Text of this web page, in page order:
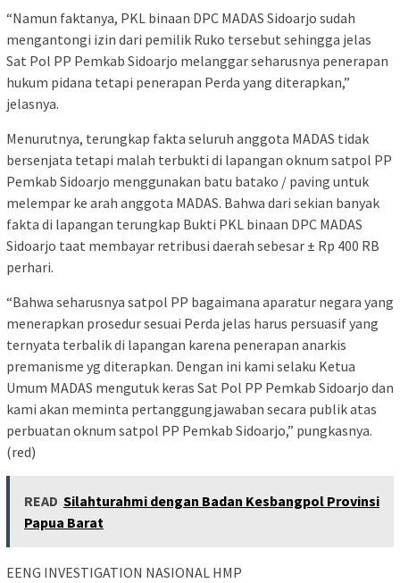
“Namun faktanya, PKL binaan DPC MADAS Sidoarjo sudah
mengantongi izin dari pemilik Ruko tersebut sehingga jelas
Sat Pol PP Pemkab Sidoarjo melanggar seharusnya penerapan
hukum pidana tetapi penerapan Perda yang diterapkan,”
jelasnya.
Menurutnya, terungkap fakta seluruh anggota MADAS tidak
bersenjata tetapi malah terbukti di lapangan oknum satpol PP
Pemkab Sidoarjo menggunakan batu batako / paving untuk
melempar ke arah anggota MADAS. Bahwa dari sekian banyak
fakta di lapangan terungkap Bukti PKL binaan DPC MADAS
Sidoarjo taat membayar retribusi daerah sebesar ± Rp 400 RB
perhari.
“Bahwa seharusnya satpol PP bagaimana aparatur negara yang
menerapkan prosedur sesuai Perda jelas harus persuasif yang
ternyata terbalik di lapangan karena penerapan anarkis
premanisme yg diterapkan. Dengan ini kami selaku Ketua
Umum MADAS mengutuk keras Sat Pol PP Pemkab Sidoarjo dan
kami akan meminta pertanggungjawaban secara publik atas
perbuatan oknum satpol PP Pemkab Sidoarjo,” pungkasnya.
(red)
READ Silahturahmi dengan Badan Kesbangpol Provinsi
Papua Barat
EENG INVESTIGATION NASIONAL HMP